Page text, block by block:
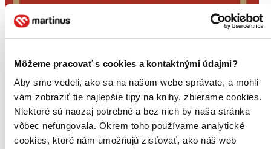
Môžeme pracovať s cookies a kontaktnými údajmi?
Aby sme vedeli, ako sa na našom webe správate, a mohli
vám zobraziť tie najlepšie tipy na knihy, zbierame cookies.
Niektoré sú naozaj potrebné a bez nich by naša stránka
vôbec nefungovala. Okrem toho používame analytické
cookies, ktoré nám umožňujú zisťovať, ako náš web